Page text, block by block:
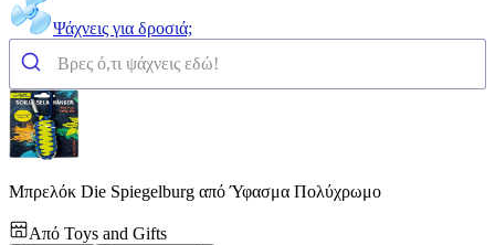
Ψάχνεις για δροσιά;
Μπρελόκ Die Spiegelburg από Ύφασμα Πολύχρωμο
Από Toys and Gifts